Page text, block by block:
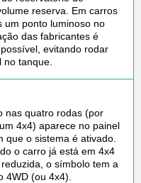
reserva. Em carros
um ponto luminoso no
das fabricantes é
evitando rodar
tanque.
nas quatro rodas (por
4x4) aparece no painel
que o sistema é ativado.
o carro já está em 4x4
o símbolo tem a
4WD (ou 4x4).